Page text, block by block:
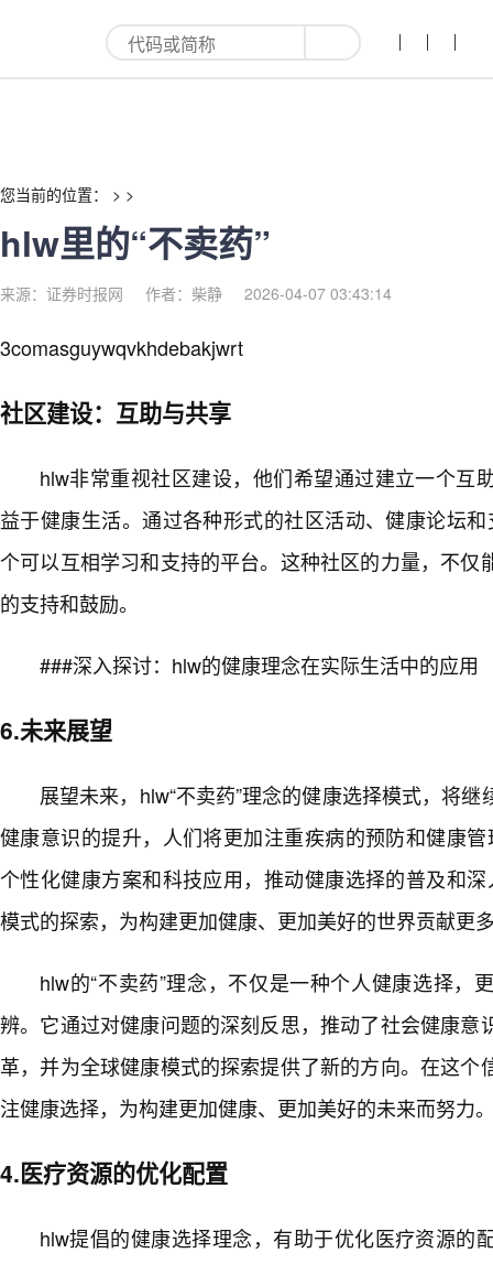
hlw里的“不卖药”-红利来
您当前的位置： > >
hlw里的“不卖药”
来源：证券时报网 作者：柴静 2026-04-07 03:43:14
3comasguywqvkhdebakjwrt
社区建设：互助与共享
hlw非常重视社区建设，他们希望通过建立一个互
益于健康生活。通过各种形式的社区活动、健康论坛
个可以互相学习和支持的平台。这种社区的力量，不仅
的支持和鼓励。
###深入探讨：hlw的健康理念在实际生活中的应用
6.未来展望
展望未来，hlw“不卖药”理念的健康选择模式，将
健康意识的提升，人们将更加注重疾病的预防和健康
个性化健康方案和科技应用，推动健康选择的普及和
模式的探索，为构建更加健康、更加美好的世界贡献更
hlw的“不卖药”理念，不仅是一种个人健康选择，
辨。它通过对健康问题的深刻反思，推动了社会健康意
革，并为全球健康模式的探索提供了新的方向。在这个
注健康选择，为构建更加健康、更加美好的未来而努力
4.医疗资源的优化配置
hlw提倡的健康选择理念，有助于优化医疗资源的